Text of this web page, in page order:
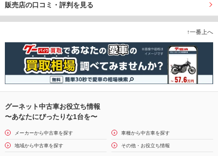
販売店の口コミ・評判を見る
↑一番上へ
グーネット中古車お役立ち情報
〜あなたにぴったりな1台を〜
メーカーから中古車を探す 車種から中古車を探す
地域から中古車を探す その他・お役立ち情報